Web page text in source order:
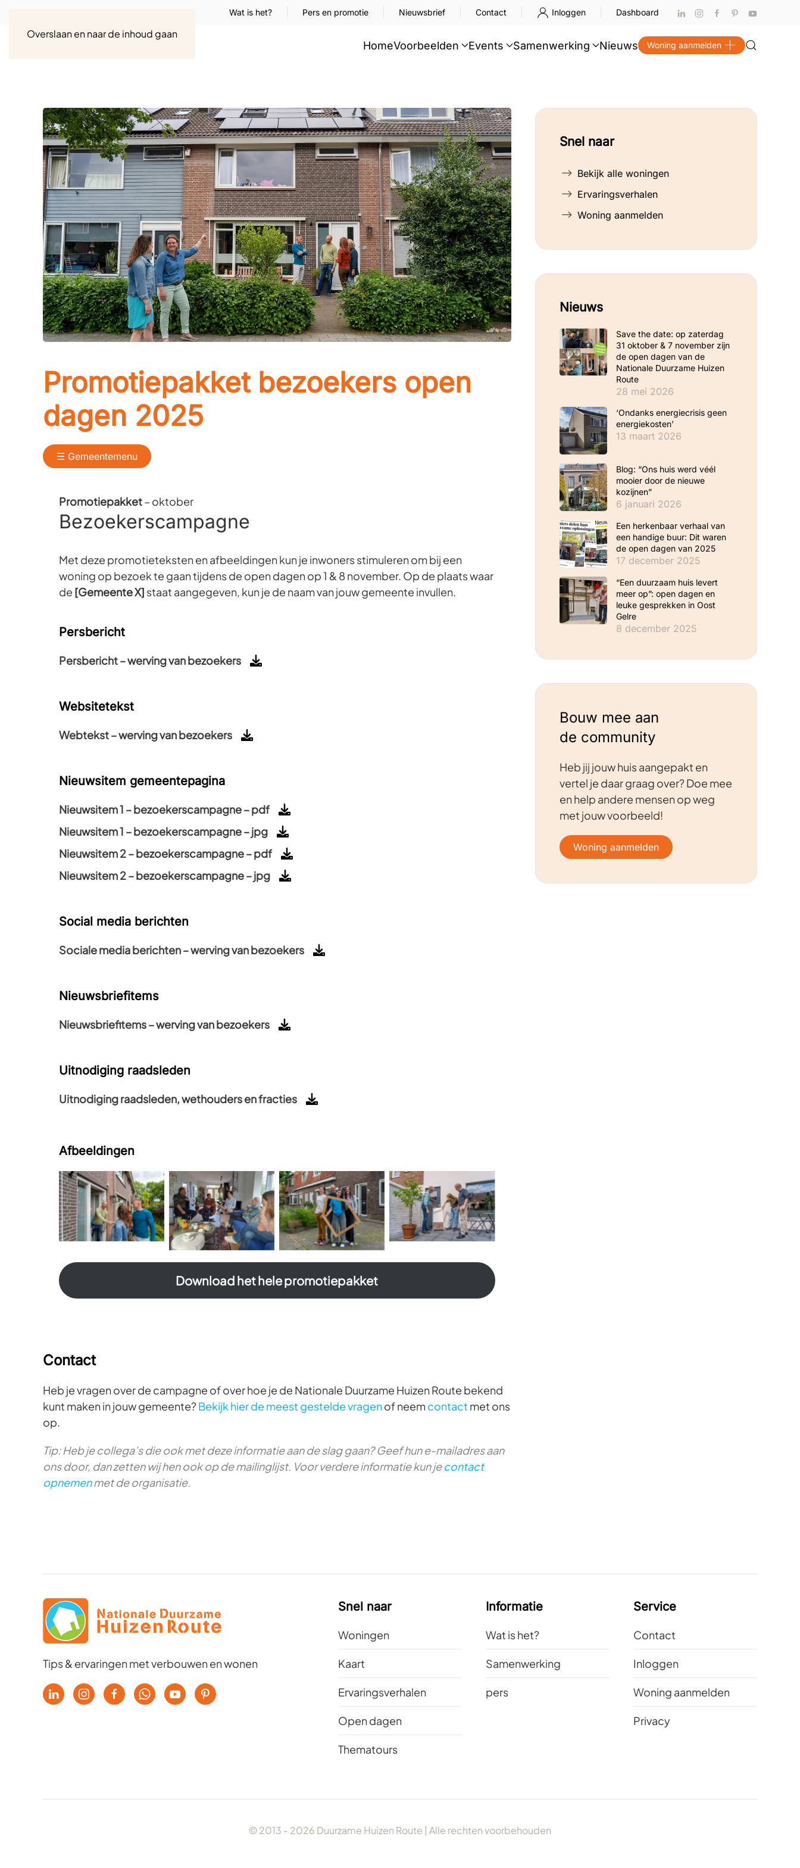
Overslaan en naar de inhoud gaan
Wat is het? Pers en promotie Nieuwsbrief Contact Inloggen Dashboard
HomeVoorbeelden Events Samenwerking Nieuws Woning aanmelden
Promotiepakket bezoekers open
dagen 2025
☰ Gemeentemenu
Promotiepakket– oktober
Bezoekerscampagne
Met deze promotieteksten en afbeeldingen kun je inwoners stimuleren om bij een
woning op bezoek te gaan tijdens de open dagen op 1 & 8 november. Op de plaats waar
de [Gemeente X] staat aangegeven, kun je de naam van jouw gemeente invullen.
Persbericht
Persbericht – werving van bezoekers
Websitetekst
Webtekst – werving van bezoekers
Nieuwsitem gemeentepagina
Nieuwsitem 1 – bezoekerscampagne – pdf
Nieuwsitem 1 – bezoekerscampagne – jpg
Nieuwsitem 2 – bezoekerscampagne – pdf
Nieuwsitem 2 – bezoekerscampagne – jpg
Social media berichten
Sociale media berichten – werving van bezoekers
Nieuwsbriefitems
Nieuwsbriefitems – werving van bezoekers
Uitnodiging raadsleden
Uitnodiging raadsleden, wethouders en fracties
Afbeeldingen
Download het hele promotiepakket
Contact
Heb je vragen over de campagne of over hoe je de Nationale Duurzame Huizen Route bekend
kunt maken in jouw gemeente?Bekijk hier de meest gestelde vragenof neemcontact met ons
op.
Tip: Heb je collega’s die ook met deze informatie aan de slag gaan? Geef hun e-mailadres aan
ons door, dan zetten wij hen ook op de mailinglijst. Voor verdere informatie kun jecontact
opnemenmet de organisatie.
Snel naar
Bekijk alle woningen
Ervaringsverhalen
Woning aanmelden
Nieuws
Save the date: op zaterdag
31 oktober & 7 november zijn
de open dagen van de
Nationale Duurzame Huizen
Route
28 mei 2026
‘Ondanks energiecrisis geen
energiekosten’
13 maart 2026
Blog: “Ons huis werd véél
mooier door de nieuwe
kozijnen”
6 januari 2026
Een herkenbaar verhaal van
een handige buur: Dit waren
de open dagen van 2025
17 december 2025
“Een duurzaam huis levert
meer op”: open dagen en
leuke gesprekken in Oost
Gelre
8 december 2025
Bouw mee aan
de community
Heb jij jouw huis aangepakt en
vertel je daar graag over? Doe mee
en help andere mensen op weg
met jouw voorbeeld!
Woning aanmelden
Tips & ervaringen met verbouwen en wonen
Snel naar
Woningen
Kaart
Ervaringsverhalen
Open dagen
Thematours
Informatie
Wat is het?
Samenwerking
pers
Service
Contact
Inloggen
Woning aanmelden
Privacy
© 2013 - 2026 Duurzame Huizen Route | Alle rechten voorbehouden